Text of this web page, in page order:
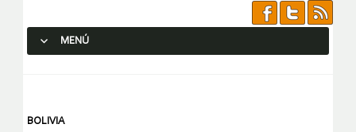
MENÚ
BOLIVIA